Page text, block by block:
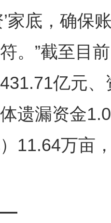
’家底，确保
。”截至目
亿元
遗漏资金
）11.64万亩